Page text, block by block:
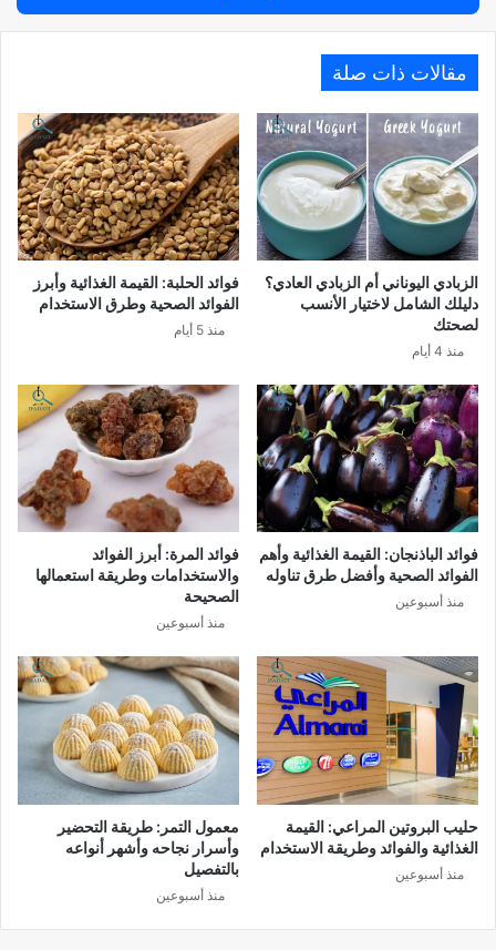
مقالات ذات صلة
الزبادي اليوناني أم الزبادي العادي؟
دليلك الشامل لاختيار الأنسب
لصحتك
منذ 4 أيام
فوائد الحلبة: القيمة الغذائية وأبرز
الفوائد الصحية وطرق الاستخدام
منذ 5 أيام
فوائد الباذنجان: القيمة الغذائية وأهم
الفوائد الصحية وأفضل طرق تناوله
منذ أسبوعين
فوائد المرة: أبرز الفوائد
والاستخدامات وطريقة استعمالها
الصحيحة
منذ أسبوعين
حليب البروتين المراعي: القيمة
الغذائية والفوائد وطريقة الاستخدام
منذ أسبوعين
معمول التمر: طريقة التحضير
وأسرار نجاحه وأشهر أنواعه
بالتفصيل
منذ أسبوعين